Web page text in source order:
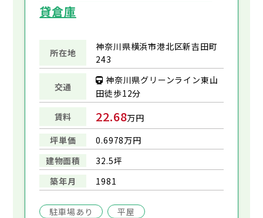
貸倉庫
所在地
神奈川県横浜市港北区新吉田町
243
交通
神奈川県グリーンライン東山
田徒歩12分
賃料
22.68万円
坪単価
0.6978万円
建物面積
32.5坪
築年月
1981
駐車場あり 平屋